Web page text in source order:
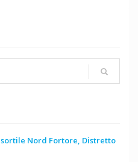
Nord Fortore, Distretto